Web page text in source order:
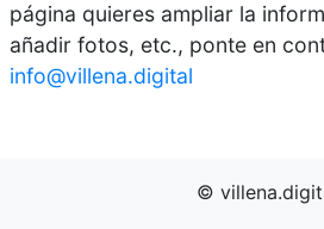
página quieres ampliar la
añadir fotos, etc., ponte en
info@villena.digital
©